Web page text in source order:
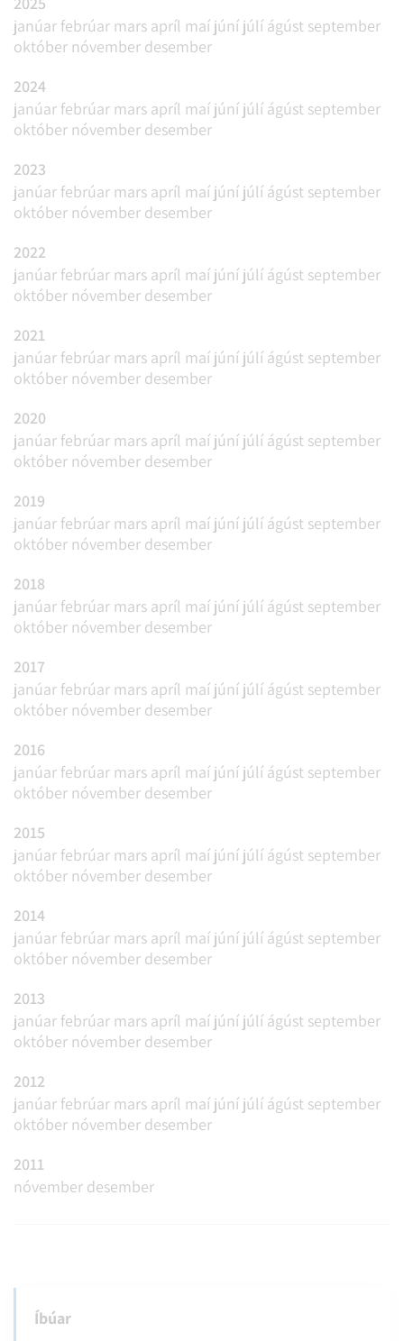
janúar febrúar mars apríl maí júní júlí ágúst september
október nóvember desember
2024
janúar febrúar mars apríl maí júní júlí ágúst september
október nóvember desember
2023
janúar febrúar mars apríl maí júní júlí ágúst september
október nóvember desember
2022
janúar febrúar mars apríl maí júní júlí ágúst september
október nóvember desember
2021
janúar febrúar mars apríl maí júní júlí ágúst september
október nóvember desember
2020
janúar febrúar mars apríl maí júní júlí ágúst september
október nóvember desember
2019
janúar febrúar mars apríl maí júní júlí ágúst september
október nóvember desember
2018
janúar febrúar mars apríl maí júní júlí ágúst september
október nóvember desember
2017
janúar febrúar mars apríl maí júní júlí ágúst september
október nóvember desember
2016
janúar febrúar mars apríl maí júní júlí ágúst september
október nóvember desember
2015
janúar febrúar mars apríl maí júní júlí ágúst september
október nóvember desember
2014
janúar febrúar mars apríl maí júní júlí ágúst september
október nóvember desember
2013
janúar febrúar mars apríl maí júní júlí ágúst september
október nóvember desember
2012
janúar febrúar mars apríl maí júní júlí ágúst september
október nóvember desember
2011
nóvember desember
Íbúar